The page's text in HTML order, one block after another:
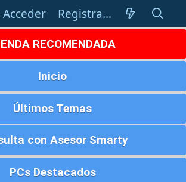
Acceder Registrarse
RECOMENDADA
Inicio
Últimos Temas
con Asesor Smarty
PCs Destacados